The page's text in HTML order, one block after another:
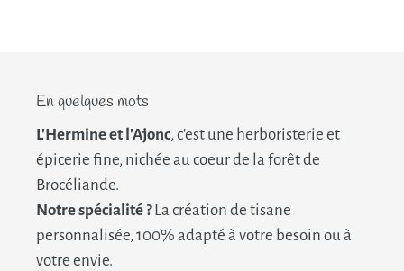
En quelques mots
L'Hermine et l'Ajonc, c'est une herboristerie et
épicerie fine, nichée au coeur de la forêt de
Brocéliande.
Notre spécialité ?La création de tisane
personnalisée, 100% adapté à votre besoin ou à
votre envie.